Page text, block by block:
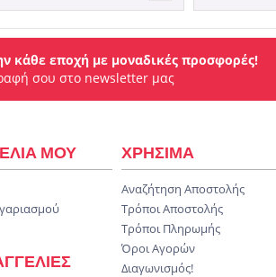
κάθε εποχή με μοναδικές προσφορές!
σου στο newsletter μας
ΜΟΥ ΧΡΗΣΙΜΑ
Αναζήτηση Αποστολής
Τρόποι Αποστολής
Τρόποι Πληρωμής
Όροι Αγορών
Διαγωνισμός!